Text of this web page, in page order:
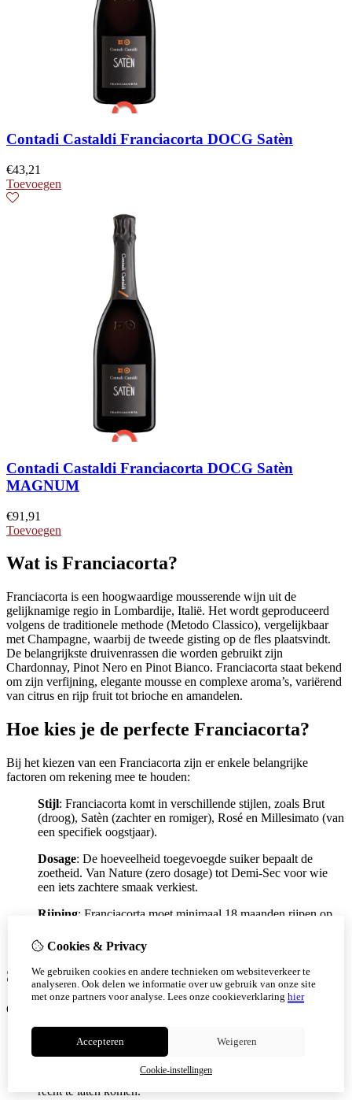
Contadi Castaldi Franciacorta DOCG Satèn
€43,21
Toevoegen
Contadi Castaldi Franciacorta DOCG Satèn
MAGNUM
€91,91
Toevoegen
Wat is Franciacorta?
Franciacorta is een hoogwaardige mousserende wijn uit de
gelijknamige regio in Lombardije, Italië. Het wordt geproduceerd
volgens de traditionele methode (Metodo Classico), vergelijkbaar
met Champagne, waarbij de tweede gisting op de fles plaatsvindt.
De belangrijkste druivenrassen die worden gebruikt zijn
Chardonnay, Pinot Nero en Pinot Bianco. Franciacorta staat bekend
om zijn verfijning, elegante mousse en complexe aroma’s, variërend
van citrus en rijp fruit tot brioche en amandelen.
Hoe kies je de perfecte Franciacorta?
Bij het kiezen van een Franciacorta zijn er enkele belangrijke
factoren om rekening mee te houden:
Stijl: Franciacorta komt in verschillende stijlen, zoals Brut
(droog), Satèn (zachter en romiger), Rosé en Millesimato (van
een specifiek oogstjaar).
Dosage: De hoeveelheid toegevoegde suiker bepaalt de
zoetheid. Van Nature (zero dosage) tot Demi-Sec voor wie
een iets zachtere smaak verkiest.
Rijping: Franciacorta moet minimaal 18 maanden rijpen op
voor meer complexiteit en diepgang.
Serveertips voor Franciacorta
Om optimaal te genieten van Franciacorta, volg je deze serveertips:
Temperatuur
: Serveer Franciacorta gekoeld tussen 6-8°C.
klassiek smal champagneglas om de aroma’s beter tot hun
recht te laten komen.
Cookies & Privacy
We gebruiken cookies en andere technieken om websiteverkeer te
analyseren. Ook delen we informatie over uw gebruik van onze site
met onze partners voor analyse. Lees onze cookieverklaring hier
Accepteren Weigeren
Cookie-instellingen